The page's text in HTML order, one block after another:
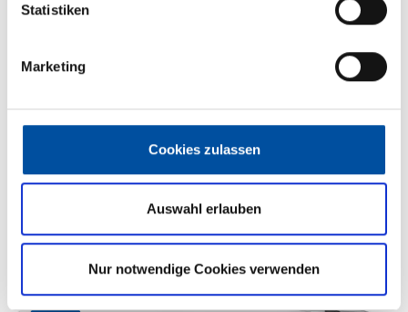
Statistiken
Marketing
Cookies zulassen
Auswahl erlauben
Nur notwendige Cookies verwenden
Doppel-/franz. Bett
Tag